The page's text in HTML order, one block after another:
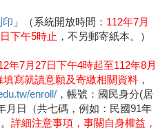
印 」（系統開放時間： 112年7月
下午5時止 ，不另郵寄紙本。）
年7月27日下午4時起至112年8月
寫就讀意願及寄繳相關資料 ，
enroll/ ，帳號：國民身分(居
月日（共七碼，例如：民國91年
詳細注意事項，事關自身權益，